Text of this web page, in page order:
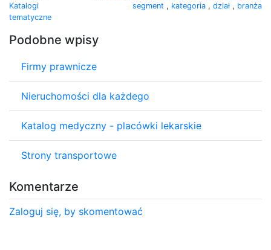
Katalogi
tematyczne
segment , kategoria , dział , branża
Podobne wpisy
Firmy prawnicze
Nieruchomości dla każdego
Katalog medyczny - placówki lekarskie
Strony transportowe
Komentarze
Zaloguj się, by skomentować